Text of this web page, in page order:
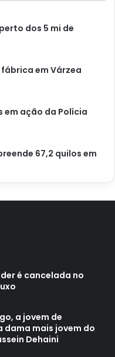
da
nas dietas de quem faz
benefícios. Nesse
de 2020, para o EU
a hipertrofia, mas,
dos 5 mi de
em Várzea
em ação da Polícia
67,2 quilos em
é cancelada no
a jovem de
dama mais jovem do
Dehaini